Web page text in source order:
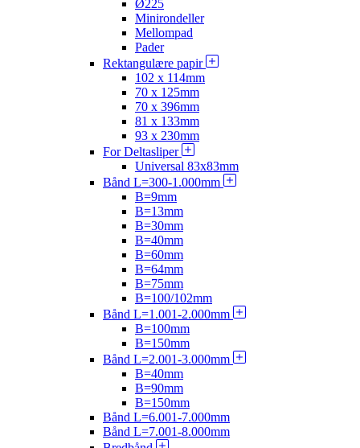
Ø225
Minirondeller
Mellompad
Pader
Rektangulære papir
102 x 114mm
70 x 125mm
70 x 396mm
81 x 133mm
93 x 230mm
For Deltasliper
Universal 83x83mm
Bånd L=300-1.000mm
B=9mm
B=13mm
B=30mm
B=40mm
B=60mm
B=64mm
B=75mm
B=100/102mm
Bånd L=1.001-2.000mm
B=100mm
B=150mm
Bånd L=2.001-3.000mm
B=40mm
B=90mm
B=150mm
Bånd L=6.001-7.000mm
Bånd L=7.001-8.000mm